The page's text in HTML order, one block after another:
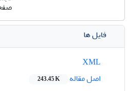
فایل ها
اصل مقاله
243.45 K